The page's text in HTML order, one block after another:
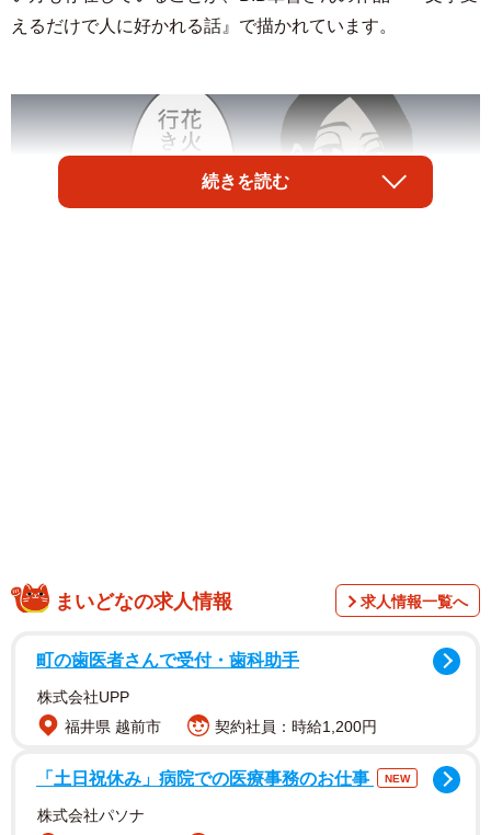
えるだけで人に好かれる話』で描かれています。
以前の彼氏は何かお誘いしても「いいよ」としか言ってくれなかった
（B.B軍曹さん提供）
続きを読む
まいどなの求人情報 求人情報一覧へ
町の歯医者さんで受付・歯科助手
株式会社UPP
福井県 越前市
契約社員：時給1,200円
「土日祝休み」病院での医療事務のお仕事 NEW
株式会社パソナ